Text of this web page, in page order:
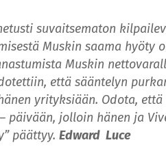
suvaitsematon
Muskin saama hyöty
Muskin
että sääntelyn
yrityksiään. Odota,
päivään, jolloin hänen ja
päättyy. Edward Luce